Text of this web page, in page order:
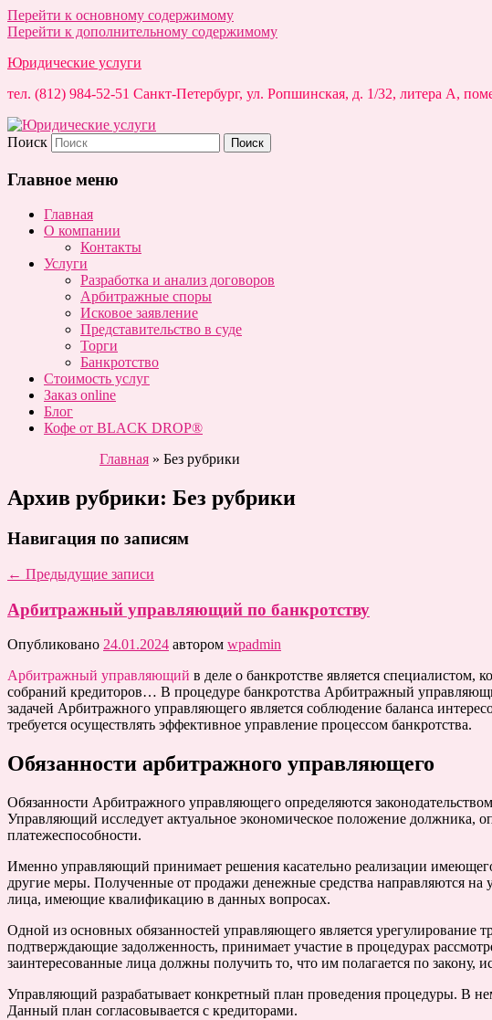
Перейти к основному содержимому
Перейти к дополнительному содержимому
Юридические услуги
тел. (812) 984-52-51 Санкт-Петербург, ул. Ропшинская, д. 1/32, литера А,
Поиск
Главное меню
Главная
О компании
Контакты
Услуги
Разработка и анализ договоров
Арбитражные споры
Исковое заявление
Представительство в суде
Торги
Банкротство
Стоимость услуг
Заказ online
Блог
Кофе от BLACK DROP®
Главная » Без рубрики
Архив рубрики: Без рубрики
Навигация по записям
← Предыдущие записи
Арбитражный управляющий по банкротству
Опубликовано 24.01.2024 автором wpadmin
Арбитражный управляющий в деле о банкротстве является
собраний кредиторов… В процедуре банкротства Арбитражный
задачей Арбитражного управляющего является соблюдение баланса
требуется осуществлять эффективное управление процессом банкротства.
Обязанности арбитражного управляющего
Обязанности Арбитражного управляющего определяются
Управляющий исследует актуальное экономическое положение должника,
платежеспособности.
Именно управляющий принимает решения касательно реализации
другие меры. Полученные от продажи денежные средства направляются на
лица, имеющие квалификацию в данных вопросах.
Одной из основных обязанностей управляющего является урегулирование
подтверждающие задолженность, принимает участие в процедурах
заинтересованные лица должны получить то, что им полагается по закону,
Управляющий разрабатывает конкретный план проведения процедуры. В
Данный план согласовывается с кредиторами.